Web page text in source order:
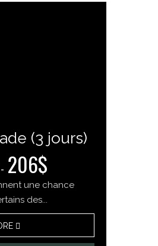
(3 jours)
206$
une chance
des...